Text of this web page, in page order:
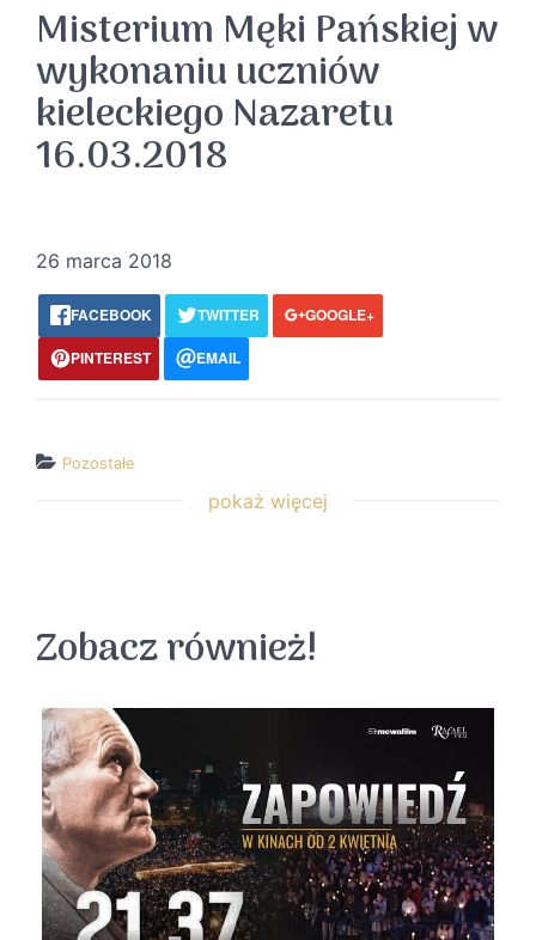
Misterium Męki Pańskiej w
wykonaniu uczniów
kieleckiego Nazaretu
16.03.2018
26 marca 2018
FACEBOOK TWITTER
GOOGLE+
PINTEREST
EMAIL
Pozostałe
pokaż więcej
Zobacz również!